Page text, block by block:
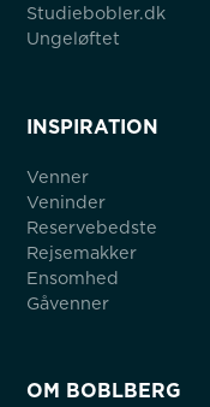
Studiebobler.dk
Ungeløftet
INSPIRATION
Venner
Veninder
Reservebedste
Rejsemakker
Ensomhed
Gåvenner
OM BOBLBERG